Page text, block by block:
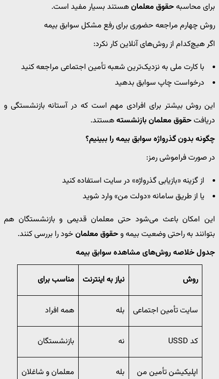
برای محاسبهحقوق معلمانهستند بسیار مفید است.
روش چهارم مراجعه حضوری برای رفع مشکل سوابق بیمه
اگر هیچ‌کدام از روش‌های آنلاین کار نکرد:
با کارت ملی به نزدیک‌ترین شعبه تأمین اجتماعی مراجعه کنید
درخواست چاپ سوابق بدهید
این روش بیشتر برای افرادی مهم است که در آستانه بازنشستگی و
دریافتحقوق معلمان بازنشستههستند.
چگونه بدون گذرواژه سوابق بیمه را ببینیم؟
در صورت فراموشی رمز:
از گزینه «بازیابی گذرواژه» در سایت استفاده کنید
یا از طریق سامانه «دولت من» وارد شوید
این امکان باعث می‌شود حتی معلمان قدیمی و بازنشستگان هم
بتوانند به راحتی وضعیت بیمه وحقوق معلمان خود را بررسی کنند.
جدول خلاصه روش‌های مشاهده سوابق بیمه
روش نیاز به اینترنت مناسب برای
سایت تأمین اجتماعی بله همه افراد
کد USSD نه بازنشستگان
اپلیکیشن تأمین من بله معلمان و شاغلان